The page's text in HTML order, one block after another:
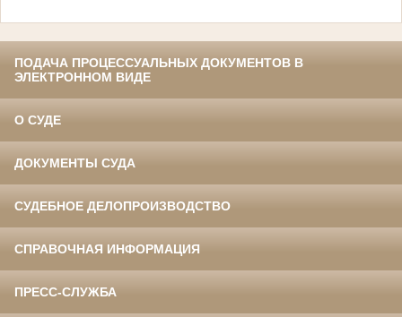
ПОДАЧА ПРОЦЕССУАЛЬНЫХ ДОКУМЕНТОВ В
ЭЛЕКТРОННОМ ВИДЕ
О СУДЕ
ДОКУМЕНТЫ СУДА
СУДЕБНОЕ ДЕЛОПРОИЗВОДСТВО
СПРАВОЧНАЯ ИНФОРМАЦИЯ
ПРЕСС-СЛУЖБА